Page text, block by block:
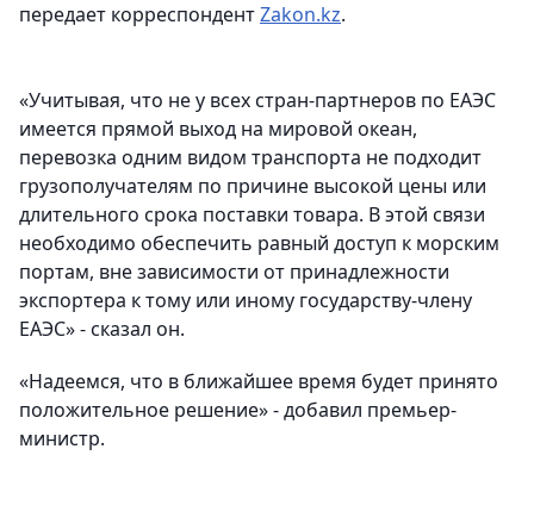
передает корреспондентZakon.kz.
«Учитывая, что не у всех стран-партнеров по ЕАЭС
имеется прямой выход на мировой океан,
перевозка одним видом транспорта не подходит
грузополучателям по причине высокой цены или
длительного срока поставки товара. В этой связи
необходимо обеспечить равный доступ к морским
портам, вне зависимости от принадлежности
экспортера к тому или иному государству-члену
ЕАЭС» - сказал он.
«Надеемся, что в ближайшее время будет принято
положительное решение» - добавил премьер-
министр.